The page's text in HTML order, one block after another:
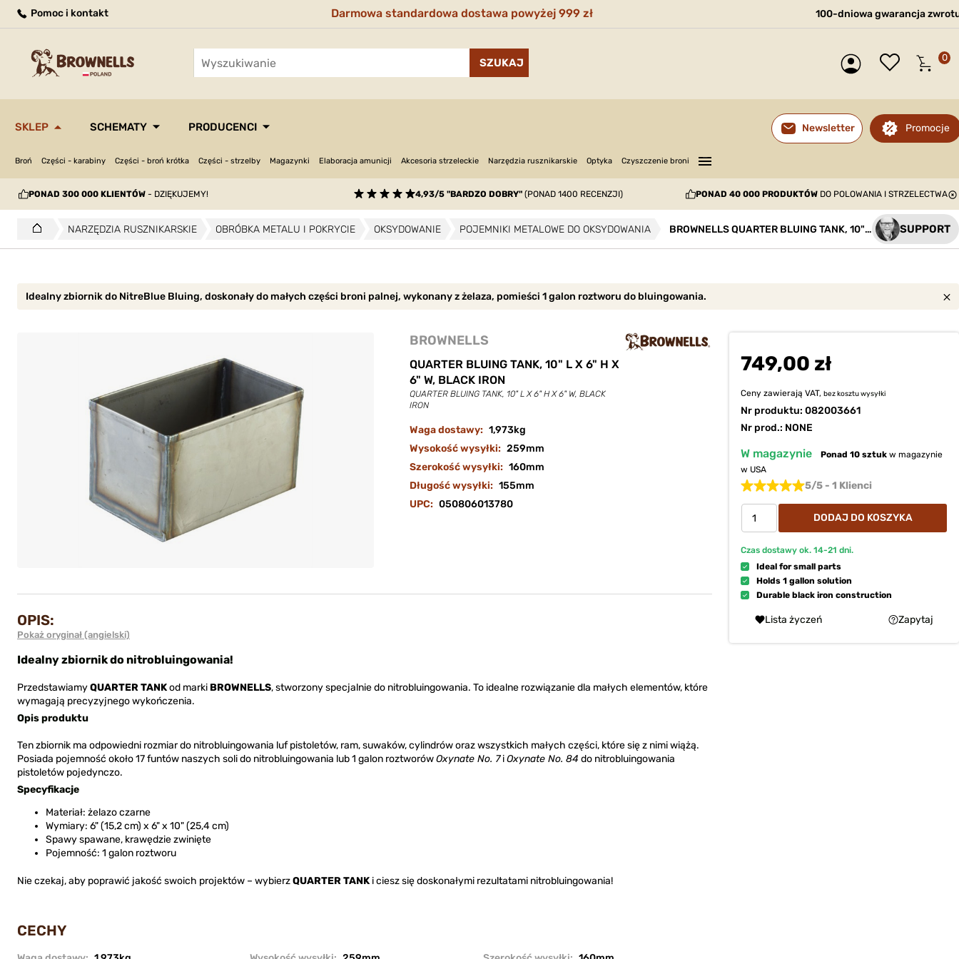
Pomoc i kontakt Darmowa standardowa dostawa powyżej 999 zł 100-dniowa gwarancja
0
SKLEP SCHEMATY PRODUCENCI Newsletter Promocje
Broń Części - karabiny Części - broń krótka Części - strzelby Magazynki Elaboracja amunicji Akcesoria strzeleckie Narzędzia rusznikarskie Optyka Czyszczenie broni —
—
—
PONAD 300 000 KLIENTÓW - DZIĘKUJEMY! 4,93/5 "BARDZO DOBRY"(PONAD 1400 RECENZJI) PONAD 40 000 PRODUKTÓW DO POLOWANIA I STRZELECTWA
NARZĘDZIA RUSZNIKARSKIE OBRÓBKA METALU I POKRYCIE OKSYDOWANIE POJEMNIKI METALOWE DO OKSYDOWANIA BROWNELLS QUARTER BLUING TANK, 10" L X 6" H X 6" W, BLACK IRON SUPPORT
Idealny zbiornik do NitreBlue Bluing, doskonały do małych części broni palnej, wykonany z żelaza, pomieści 1 galon roztworu do bluingowania.
BROWNELLS
QUARTER BLUING TANK, 10" L X 6" H X
6" W, BLACK IRON
QUARTER BLUING TANK, 10" L X 6" H X 6" W, BLACK
IRON
Waga dostawy: 1,973kg
Wysokość wysyłki: 259mm
Szerokość wysyłki: 160mm
Długość wysyłki: 155mm
UPC: 050806013780
749,00 zł
Ceny zawierają VAT, bez kosztuwysyłki
Nr produktu: 082003661
Nr prod.: NONE
W magazynie Ponad 10 sztuk w magazynie
w USA
5/5 - 1 Klienci
DODAJ DO KOSZYKA
Czas dostawy ok. 14-21 dni.
Ideal for small parts
Holds 1 gallon solution
Durable black iron construction
Lista życzeń Zapytaj
OPIS:
Pokaż oryginał (angielski)
Idealny zbiornik do nitrobluingowania!
PrzedstawiamyQUARTER TANKod marki BROWNELLS, stworzony specjalnie do nitrobluingowania. To idealne rozwiązanie dla małych elementów, które
wymagają precyzyjnego wykończenia.
Opis produktu
Ten zbiornik ma odpowiedni rozmiar do nitrobluingowania luf pistoletów, ram, suwaków, cylindrów oraz wszystkich małych części, które się z nimi wiążą.
Posiada pojemność około 17 funtów naszych soli do nitrobluingowania lub 1 galon roztworówOxynate No. 7iOxynate No. 84 do nitrobluingowania
pistoletów pojedynczo.
Specyfikacje
Materiał: żelazo czarne
Wymiary: 6" (15,2 cm) x 6" x 10" (25,4 cm)
Spawy spawane, krawędzie zwinięte
Pojemność: 1 galon roztworu
Nie czekaj, aby poprawić jakość swoich projektów – wybierzQUARTER TANK i ciesz się doskonałymi rezultatami nitrobluingowania!
CECHY